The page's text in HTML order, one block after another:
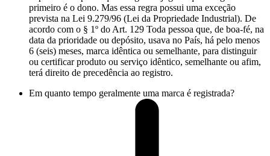
primeiro é o dono. Mas essa regra possui uma exceção
prevista na Lei 9.279/96 (Lei da Propriedade Industrial). De
acordo com o § 1º do Art. 129 Toda pessoa que, de boa-fé, na
data da prioridade ou depósito, usava no País, há pelo menos
6 (seis) meses, marca idêntica ou semelhante, para distinguir
ou certificar produto ou serviço idêntico, semelhante ou afim,
terá direito de precedência ao registro.
Em quanto tempo geralmente uma marca é registrada?